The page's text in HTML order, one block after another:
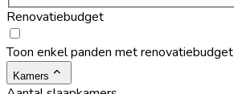
Renovatiebudget
Toon enkel panden met renovatiebudget
Kamers